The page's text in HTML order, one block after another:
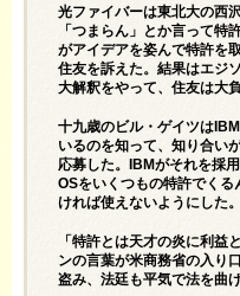
光ファイバーは東北大の西
「つまらん」とか言って特
がアイデアを姿んで特許を
住友を訴えた。結果はエジ
大解釈をやって、住友は大負
十九歳のビル・ゲイツは
いるのを知って、知り合い
応募した。IBMがそれを採
OSをいくつもの特許でく
ければ使えないようにした。
「特許とは天才の炎に利益
ンの言葉が米商務省の入り
盗み、法廷も平気で法を曲